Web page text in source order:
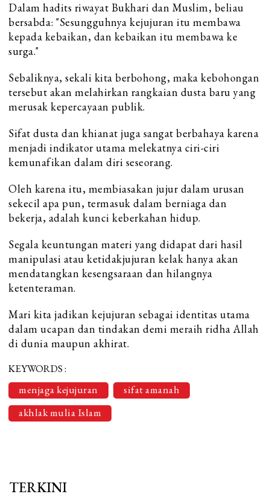
Dalam hadits riwayat Bukhari dan Muslim, beliau
bersabda: "Sesungguhnya kejujuran itu membawa
kepada kebaikan, dan kebaikan itu membawa ke
surga."
Sebaliknya, sekali kita berbohong, maka kebohongan
tersebut akan melahirkan rangkaian dusta baru yang
merusak kepercayaan publik.
Sifat dusta dan khianat juga sangat berbahaya karena
menjadi indikator utama melekatnya ciri-ciri
kemunafikan dalam diri seseorang.
Oleh karena itu, membiasakan jujur dalam urusan
sekecil apa pun, termasuk dalam berniaga dan
bekerja, adalah kunci keberkahan hidup.
Segala keuntungan materi yang didapat dari hasil
manipulasi atau ketidakjujuran kelak hanya akan
mendatangkan kesengsaraan dan hilangnya
ketenteraman.
Mari kita jadikan kejujuran sebagai identitas utama
dalam ucapan dan tindakan demi meraih ridha Allah
di dunia maupun akhirat.
KEYWORDS :
menjaga kejujuran
sifat amanah
akhlak mulia Islam
TERKINI